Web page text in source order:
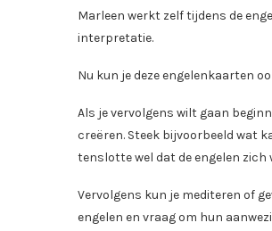
Marleen werkt zelf tijdens de
interpretatie.
Nu kun je deze engelenkaarten
Als je vervolgens wilt gaan
creëren. Steek bijvoorbeeld wat
tenslotte wel dat de engelen zich
Vervolgens kun je mediteren of
engelen en vraag om hun